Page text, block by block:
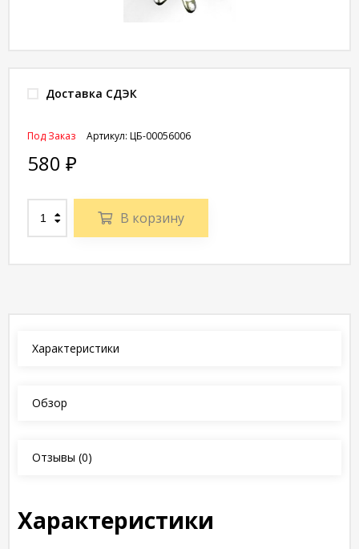
Доставка СДЭК
Артикул: ЦБ-00056006
Под Заказ
580 ₽
В корзину
Характеристики
Обзор
Отзывы (0)
Характеристики